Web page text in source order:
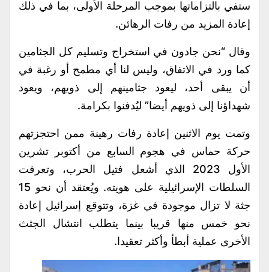
ستفي بالتزاماتها بموجب المرحلة الأولى، بما في ذلك
إعادة المزيد من رفات الرهائن.
وقال “نحن جادون في استخراج وتسليم كل الجثامين
كما ورد في الاتفاق، وليس لنا أي مطمح أو رغبة في
أن يبقى أحد، ليعود جثامينهم إلى ذويهم، ويعود
شهداؤنا إلى ذويهم أيضا” ليُدفنوا بكرامة.
وتمت يوم الاثنين إعادة رفات رهينة ممن احتجزتهم
حركة حماس في هجوم السابع من أكتوبر تشرين
الأول 2023 الذي أشعل فتيل الحرب، وتعرفت
السلطات الإسرائيلية على هويته. ويُعتقد أن نحو 15
جثة لا تزال موجودة في غزة، وتتوقع إسرائيل إعادة
نحو خمس منها قريبا بينما يتطلب انتشال الجثث
الأخرى عملية أبطأ وأكثر تعقيدا.